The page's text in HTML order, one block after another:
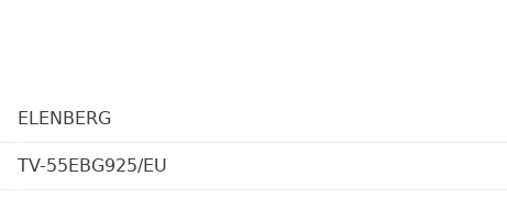
ELENBERG
TV-55EBG925/EU